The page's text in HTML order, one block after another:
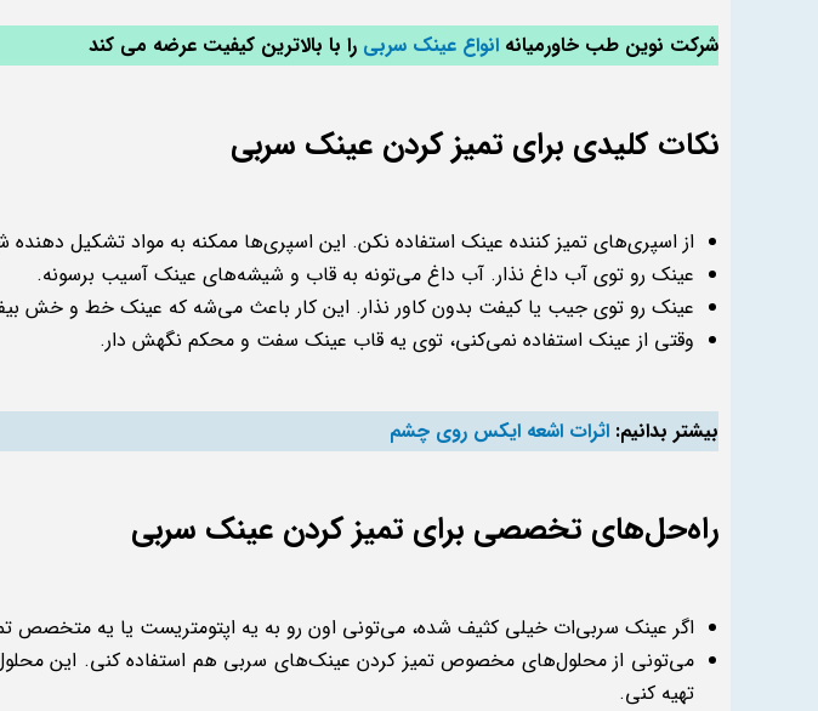
شرکت نوین طب خاورمیانه انواع عینک سربی را با بالاترین کیفیت عرضه می کند
نکات کلیدی برای تمیز کردن عینک سربی
از اسپری‌های تمیز کننده عینک استفاده نکن. این اسپری‌ها ممکنه به مواد تشکیل
عینک رو توی آب داغ نذار. آب داغ می‌تونه به قاب و شیشه‌های عینک آسیب برسونه.
عینک رو توی جیب یا کیفت بدون کاور نذار. این کار باعث می‌شه که عینک خط و خش
وقتی از عینک استفاده نمی‌کنی، توی یه قاب عینک سفت و محکم نگهش دار.
بیشتر بدانیم: اثرات اشعه ایکس روی چشم
راه‌حل‌های تخصصی برای تمیز کردن عینک سربی
اگر عینک سربی‌ات خیلی کثیف شده، می‌تونی اون رو به یه اپتومتریست یا یه متخصص
می‌تونی از محلول‌های مخصوص تمیز کردن عینک‌های سربی هم استفاده کنی. این
تهیه کنی.